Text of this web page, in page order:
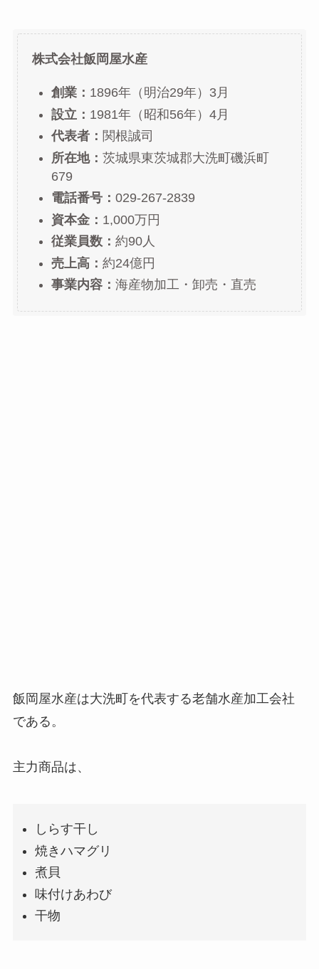
株式会社飯岡屋水産
創業： 1896年（明治29年）3月
設立： 1981年（昭和56年）4月
代表者： 関根誠司
所在地： 茨城県東茨城郡大洗町磯浜町
679
電話番号： 029-267-2839
資本金： 1,000万円
従業員数： 約90人
売上高： 約24億円
事業内容： 海産物加工・卸売・直売
飯岡屋水産は大洗町を代表する老舗水産加工会社
である。
主力商品は、
しらす干し
焼きハマグリ
煮貝
味付けあわび
干物